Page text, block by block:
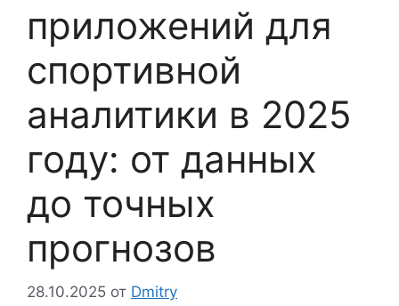
приложений для
спортивной
аналитики в 2025
году: от данных
до точных
прогнозов
28.10.2025 от Dmitry